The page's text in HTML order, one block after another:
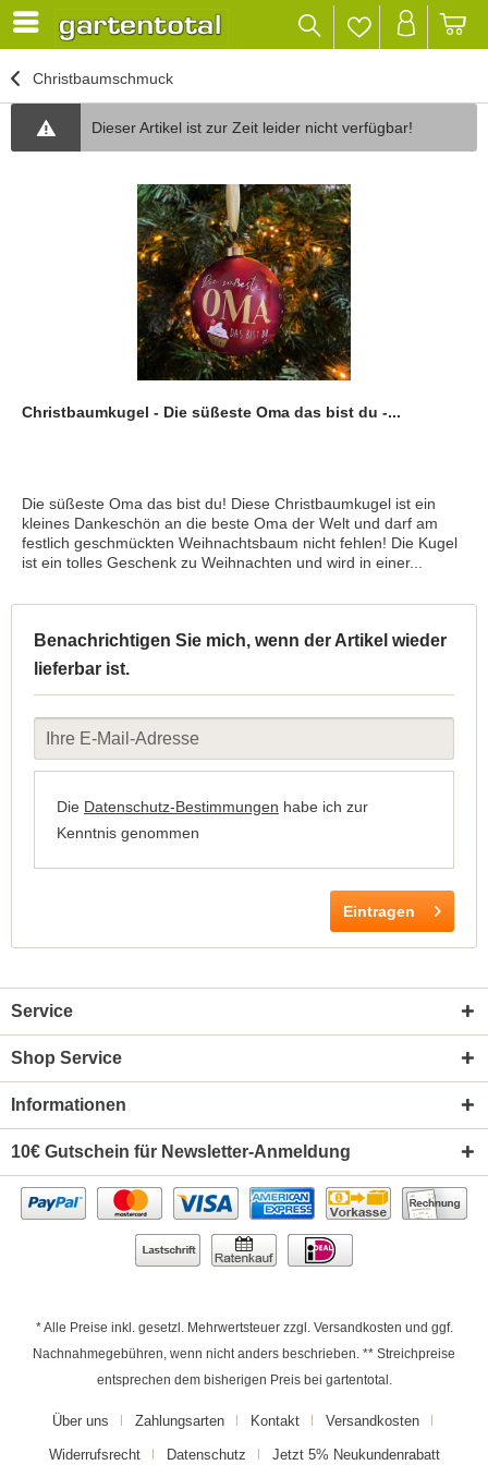
Christbaumschmuck
Dieser Artikel ist zur Zeit leider nicht verfügbar!
Christbaumkugel - Die süßeste Oma das bist du -...
Die süßeste Oma das bist du! Diese Christbaumkugel ist ein
kleines Dankeschön an die beste Oma der Welt und darf am
festlich geschmückten Weihnachtsbaum nicht fehlen! Die Kugel
ist ein tolles Geschenk zu Weihnachten und wird in einer...
Benachrichtigen Sie mich, wenn der Artikel wieder
lieferbar ist.
Die Datenschutz-Bestimmungen habe ich zur
Kenntnis genommen
Eintragen
Service
Shop Service
Informationen
10€ Gutschein für Newsletter-Anmeldung
* Alle Preise inkl. gesetzl. Mehrwertsteuer zzgl. Versandkosten und ggf.
Nachnahmegebühren, wenn nicht anders beschrieben. ** Streichpreise
entsprechen dem bisherigen Preis bei gartentotal.
Über uns Zahlungsarten Kontakt Versandkosten
Widerrufsrecht Datenschutz Jetzt 5% Neukundenrabatt